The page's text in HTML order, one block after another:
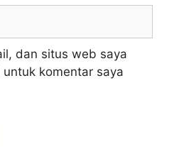
dan situs web saya
komentar saya